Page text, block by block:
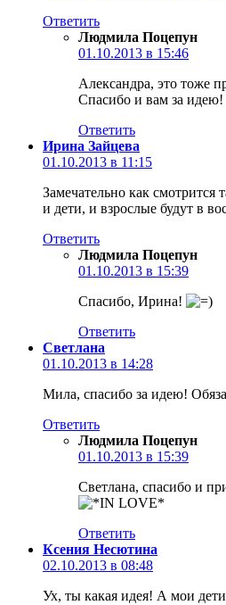
Ответить
Людмила Поцепун
01.10.2013 в 15:46
Александра, это тоже
Спасибо и вам за идею!
Ответить
Ирина Зайцева
01.10.2013 в 11:15
Замечательно как
и дети, и взрослые будут в
Ответить
Людмила Поцепун
01.10.2013 в 15:39
Спасибо, Ирина!
Ответить
Светлана
01.10.2013 в 14:28
Мила, спасибо за идею!
Ответить
Людмила Поцепун
01.10.2013 в 15:39
Светлана, спасибо и
Ответить
Ксения Несютина
02.10.2013 в 08:48
Ух, ты какая идея! А мои